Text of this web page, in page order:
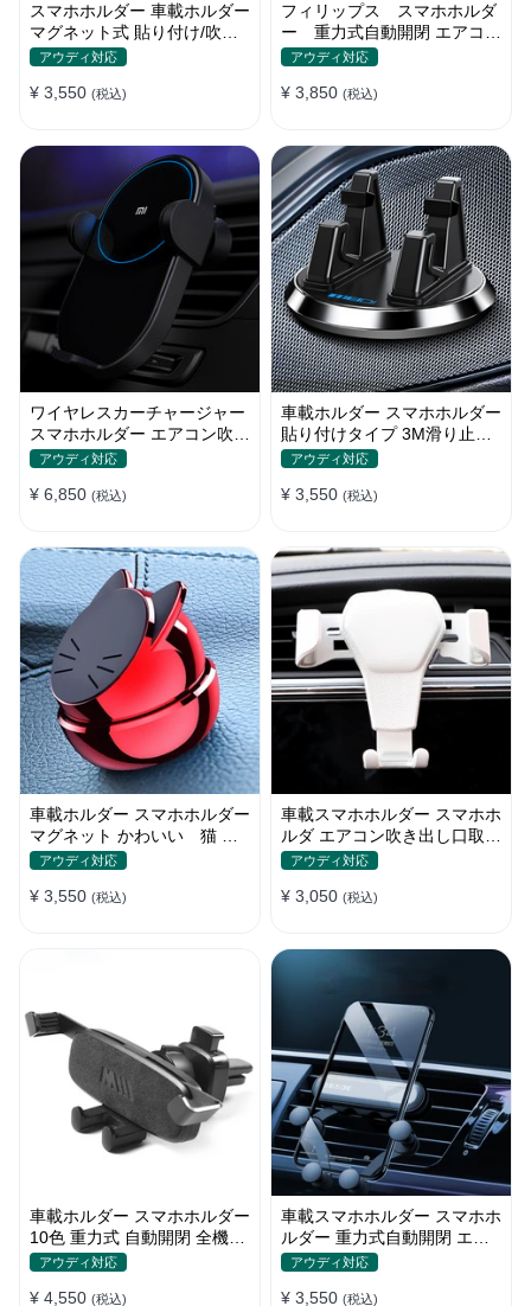
スマホホルダー 車載ホルダー
マグネット式 貼り付け/吹き
出し口 合金 多機種対応
アウディ対応
¥ 3,550 (税込)
フィリップス スマホホルダ
ー 重力式自動開閉 エアコン
吹き出し口用 クリップ式 車
アウディ対応
¥ 3,850 (税込)
ワイヤレスカーチャージャー
スマホホルダー エアコン吹き
出し口/ 貼り付け
アウディ対応
¥ 6,850 (税込)
車載ホルダー スマホホルダー
貼り付けタイプ 3M滑り止め
シリコンパッド 全機種
アウディ対応
¥ 3,550 (税込)
車載ホルダー スマホホルダー
マグネット かわいい 猫 全
機種 片手操作
アウディ対応
¥ 3,550 (税込)
車載スマホホルダー スマホホ
ルダ エアコン吹き出し口取り
付け 全機種 可愛い アニメ
アウディ対応
¥ 3,050 (税込)
車載ホルダー スマホホルダー
10色 重力式 自動開閉 全機
種 ミニ 片手操作 全機種
アウディ対応
¥ 4,550 (税込)
車載スマホホルダー スマホホ
ルダー 重力式自動開閉 エア
コン吹き出し口用 シンプル
アウディ対応
¥ 3,550 (税込)